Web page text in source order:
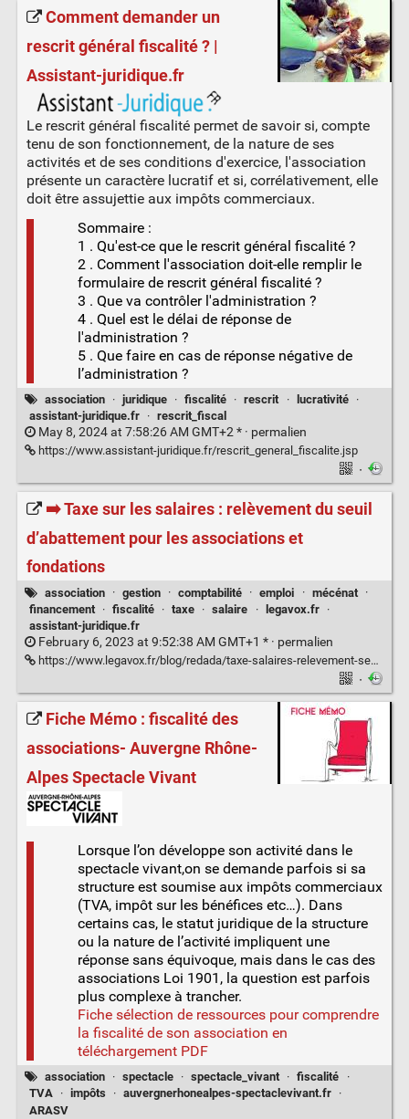
Comment demander un
rescrit général fiscalité ? |
Assistant-juridique.fr
Le rescrit général fiscalité permet de savoir si, compte
tenu de son fonctionnement, de la nature de ses
activités et de ses conditions d'exercice, l'association
présente un caractère lucratif et si, corrélativement, elle
doit être assujettie aux impôts commerciaux.
Sommaire :
1 . Qu'est-ce que le rescrit général fiscalité ?
2 . Comment l'association doit-elle remplir le
formulaire de rescrit général fiscalité ?
3 . Que va contrôler l'administration ?
4 . Quel est le délai de réponse de
l'administration ?
5 . Que faire en cas de réponse négative de
l’administration ?
association · juridique · fiscalité · rescrit · lucrativité
·
assistant-juridique.fr
· rescrit_fiscal
May 8, 2024 at 7:58:26 AM GMT+2 * · permalien
https://www.assistant-juridique.fr/rescrit_general_fiscalite.jsp
·
➡️ Taxe sur les salaires : relèvement du seuil
d’abattement pour les associations et
fondations
association · gestion · comptabilité · emploi · mécénat
·
financement
· fiscalité · taxe · salaire · legavox.fr
·
assistant-juridique.fr
February 6, 2023 at 9:52:38 AM GMT+1 * · permalien
https://www.legavox.fr/blog/redada/taxe-salaires-relevement-seuil-abattement-33659.htm
·
Fiche Mémo : fiscalité des
associations- Auvergne Rhône-
Alpes Spectacle Vivant
Lorsque l’on développe son activité dans le
spectacle vivant,on se demande parfois si sa
structure est soumise aux impôts commerciaux
(TVA, impôt sur les bénéfices etc…). Dans
certains cas, le statut juridique de la structure
ou la nature de l’activité impliquent une
réponse sans équivoque, mais dans le cas des
associations Loi 1901, la question est parfois
plus complexe à trancher.
Fiche sélection de ressources pour comprendre
la fiscalité de son association en
téléchargement PDF
association · spectacle · spectacle_vivant · fiscalité
·
TVA
· impôts · auvergnerhonealpes-spectaclevivant.fr ·
ARASV